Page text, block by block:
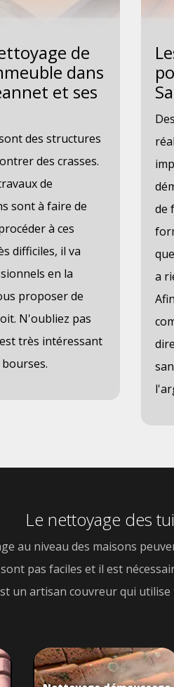
de
dans
et ses
des structures
des crasses.
de
sont à faire de
à ces
difficiles, il va
en la
proposer de
N'oubliez pas
très intéressant
de
a
Le nettoyage des
au niveau des maisons
pas faciles et il est
un artisan couvreur qui